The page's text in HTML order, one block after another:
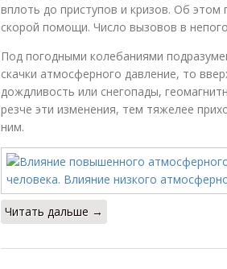
вплоть до приступов и кризов. Об
скорой помощи. Число вызовов в
Под погодными колебаниями
скачки атмосферного давление, то
дождливость или снегопады,
резче эти изменения, тем тяжелее
ним.
Читать дальше →